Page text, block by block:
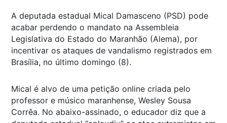
A deputada estadual Mical Damasceno (PSD) pode
acabar perdendo o mandato na Assembleia
Legislativa do Estado do Maranhão (Alema), por
incentivar os ataques de vandalismo registrados em
Brasília, no último domingo (8).
Mical é alvo de uma petição online criada pelo
professor e músico maranhense, Wesley Sousa
Corrêa. No abaixo-assinado, o educador diz que a